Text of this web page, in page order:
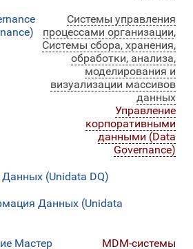
Системы управления
процессами организации,
Системы сбора, хранения,
обработки, анализа,
моделирования и
визуализации массивов
данных
Управление
корпоративными
данными (Data
Governance)
(Unidata DQ)
Данных (Unidata
Мастер MDM-системы